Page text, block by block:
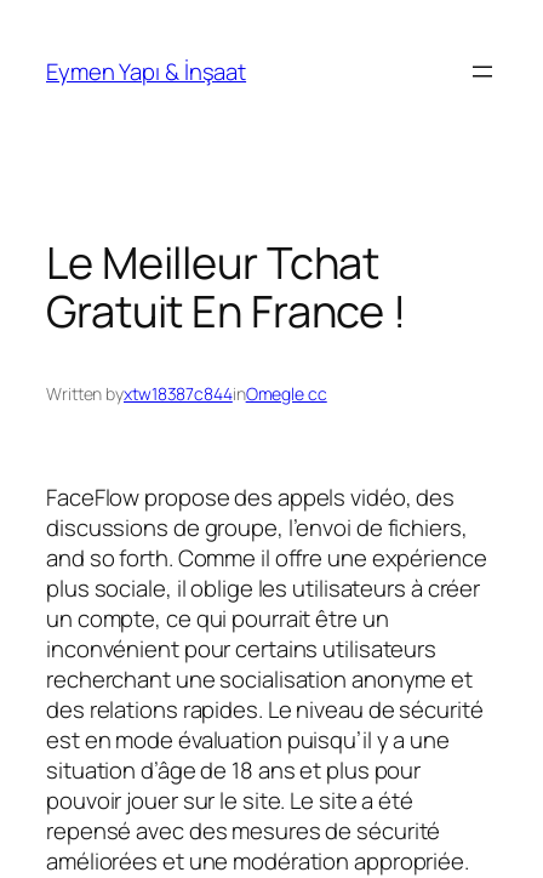
Eymen Yapı & İnşaat
Le Meilleur Tchat
Gratuit En France !
Written byxtw18387c844inOmegle cc
FaceFlow propose des appels vidéo, des
discussions de groupe, l’envoi de fichiers,
and so forth. Comme il offre une expérience
plus sociale, il oblige les utilisateurs à créer
un compte, ce qui pourrait être un
inconvénient pour certains utilisateurs
recherchant une socialisation anonyme et
des relations rapides. Le niveau de sécurité
est en mode évaluation puisqu’il y a une
situation d’âge de 18 ans et plus pour
pouvoir jouer sur le site. Le site a été
repensé avec des mesures de sécurité
améliorées et une modération appropriée.